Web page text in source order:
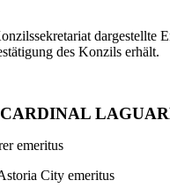
dargestellte
des Konzils erhält.
emeritus
City emeritus